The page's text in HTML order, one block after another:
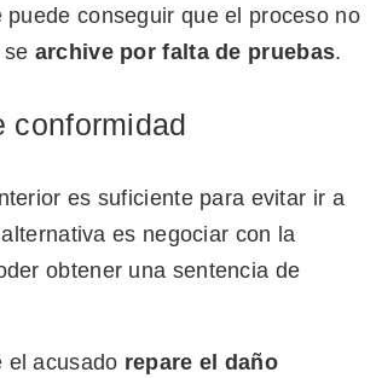
puede conseguir que el proceso no
archive por falta de pruebas.
conformidad
es suficiente para evitar ir a
es negociar con la
obtener una sentencia de
el acusado repare el daño